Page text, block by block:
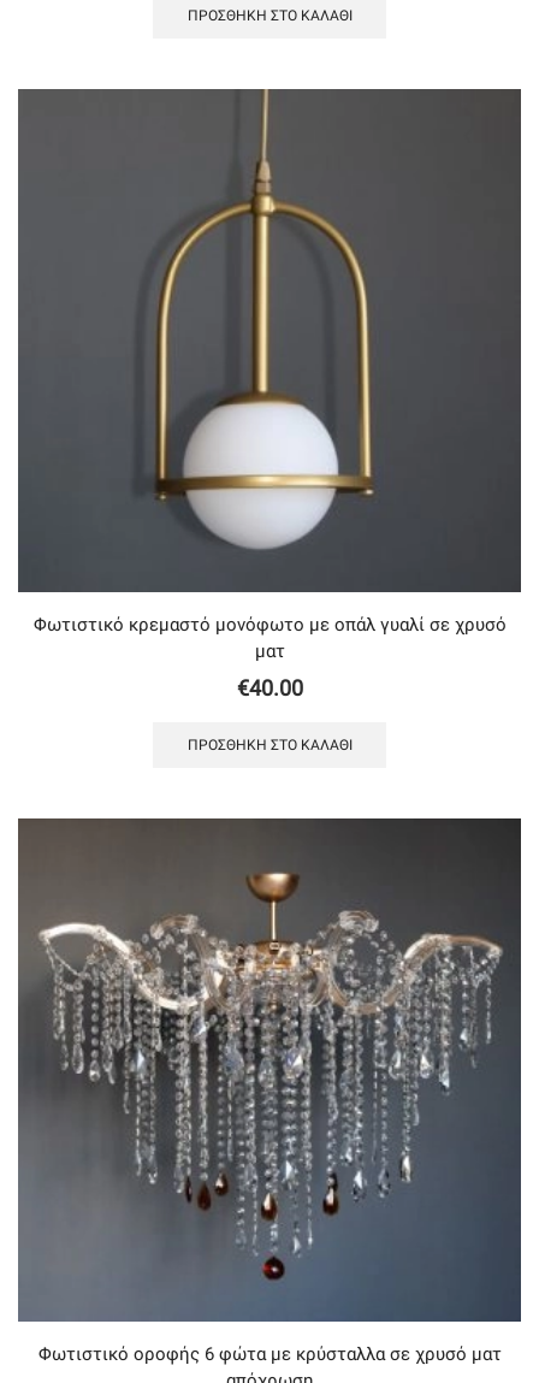
ΠΡΟΣΘΉΚΗ ΣΤΟ ΚΑΛΆΘΙ
Φωτιστικό κρεμαστό μονόφωτο με οπάλ γυαλί σε χρυσό
ματ
€40.00
ΠΡΟΣΘΉΚΗ ΣΤΟ ΚΑΛΆΘΙ
Φωτιστικό οροφής 6 φώτα με κρύσταλλα σε χρυσό ματ